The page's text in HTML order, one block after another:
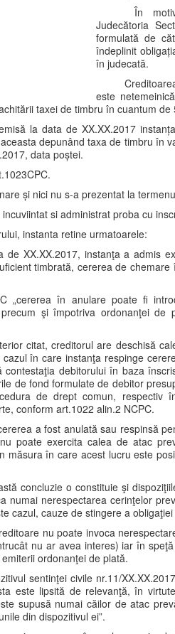
În
Judecătoria
formulată de
îndeplinit
în judecată.
este
taxei de timbru în cuantum de
la data de XX.XX.2017
depunând taxa de timbru în
data poștei.
și nici nu s-a prezentat la
si administrat proba cu
instanta retine urmatoarele:
de XX.XX.2017, instanţa a admis
timbrată, cererea de
„cererea în anulare poate fi
şi împotriva ordonanţei de
citat, creditorul are deschisă
în care instanţa respinge
debitorului în baza
de fond formulate de debitor
de drept comun,
conform art.1022 alin.2 NCPC.
a fost anulată sau respinsă
poate exercita calea de atac
măsura în care acest lucru este
concluzie o constituie şi
numai nerespectarea cerinţelor
cazul, cauze de stingere a
nu poate invoca
nu ar avea interes) iar în
ordonanţei de plată.
sentinţei civile nr.11/
este lipsită de relevanţă, în
supusă numai căilor de atac
din dispozitivul ei”.